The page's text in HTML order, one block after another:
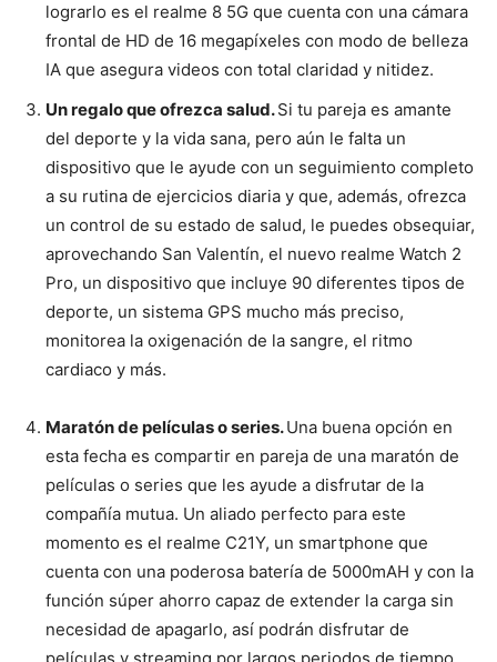
lograrlo es el realme 8 5G que cuenta con una cámara
frontal de HD de 16 megapíxeles con modo de belleza
IA que asegura videos con total claridad y nitidez.
Un regalo que ofrezca salud.Si tu pareja es amante
del deporte y la vida sana, pero aún le falta un
dispositivo que le ayude con un seguimiento completo
a su rutina de ejercicios diaria y que, además, ofrezca
un control de su estado de salud, le puedes obsequiar,
aprovechando San Valentín, el nuevo realme Watch 2
Pro, un dispositivo que incluye 90 diferentes tipos de
deporte, un sistema GPS mucho más preciso,
monitorea la oxigenación de la sangre, el ritmo
cardiaco y más.
Maratón de películas o series.Una buena opción en
esta fecha es compartir en pareja de una maratón de
películas o series que les ayude a disfrutar de la
compañía mutua. Un aliado perfecto para este
momento es el realme C21Y, un smartphone que
cuenta con una poderosa batería de 5000mAH y con la
función súper ahorro capaz de extender la carga sin
necesidad de apagarlo, así podrán disfrutar de